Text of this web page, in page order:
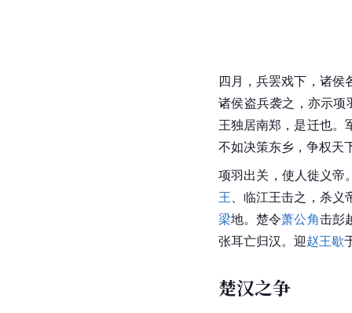
四月，兵罢戏下，诸侯
诸侯盗兵袭之，亦示项
王独居南郑 ，是迁也。
不如决策东乡 ，争权天
项羽出关，使人徙义帝
王、临江王击之，杀义
梁地。楚令萧公角击彭
张耳亡归汉。迎赵王歇
楚汉之争